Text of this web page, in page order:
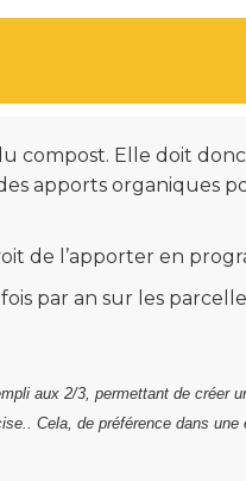
compost. Elle doit
apports organiques
de l’apporter en
par an sur les
aux 2/3, permettant de créer
Cela, de préférence dans